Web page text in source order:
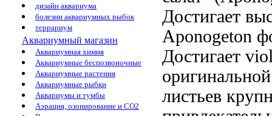
дизайн аквариума
болезни аквариумных рыбок
террариум
Аквариумный магазин
Аквариумная химия
Аквариумные беспозвоночные
Аквариумные растения
Аквариумные рыбки
Аквариумы и тумбы
Аэрация, озонирование и CO2
Достигает
Aponogeton
Достигает
листьев